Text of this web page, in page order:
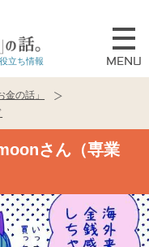
立ち情報 MENU
の話」
さん（専業